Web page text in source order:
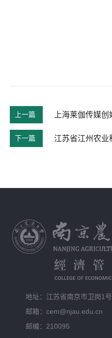
上一篇
下一篇
地址：江苏省南京市卫岗1号
邮箱：cem@njau.edu.cn
邮编：210095